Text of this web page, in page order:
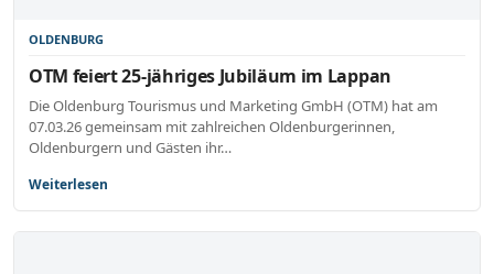
OLDENBURG
OTM feiert 25-jähriges Jubiläum im Lappan
Die Oldenburg Tourismus und Marketing GmbH (OTM) hat am
07.03.26 gemeinsam mit zahlreichen Oldenburgerinnen,
Oldenburgern und Gästen ihr…
Weiterlesen